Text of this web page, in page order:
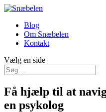
Blog
Om Snæbelen
Kontakt
Vælg en side
Få hjælp til at
en psykolog